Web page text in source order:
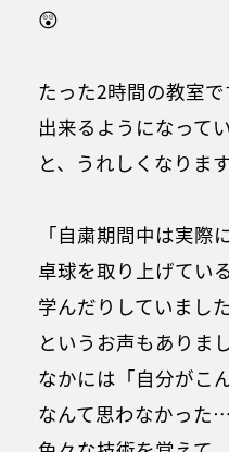
😲
たった2時間の教室で
出来るようになって
と、うれしくなり
「自粛期間中は実際
卓球を取り上げてい
学んだりしていました
というお声もありま
なかには「自分がこ
なんて思わなかった